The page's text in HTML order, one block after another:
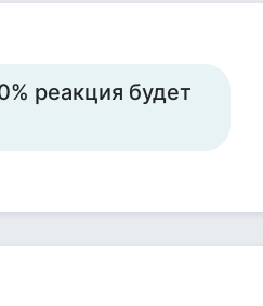
реакция будет